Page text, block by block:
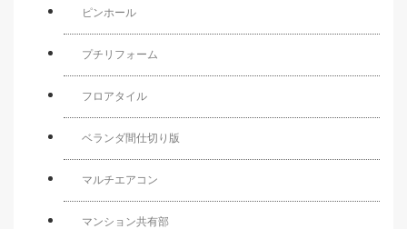
ピンホール
プチリフォーム
フロアタイル
ベランダ間仕切り版
マルチエアコン
マンション共有部